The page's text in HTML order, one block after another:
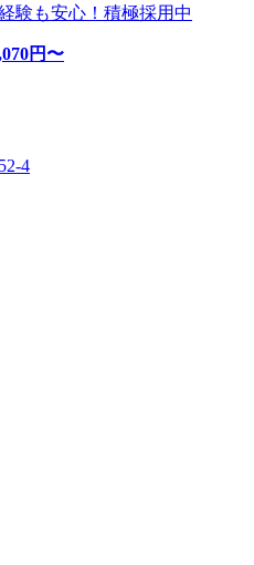
験も安心！積極採用中
円〜
4